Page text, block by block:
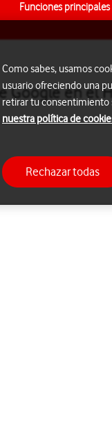
Funciones principales
Google en el
Con una cuenta de
Para poder activar
Como sabes, usamos
usuario ofreciendo una
retirar tu consentimiento
nuestra política de
Rechazar todas